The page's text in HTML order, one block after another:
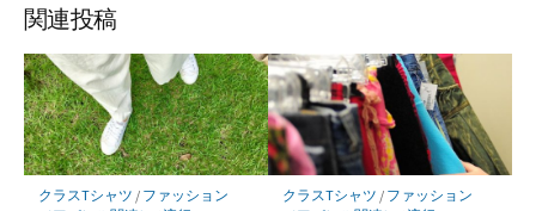
関連投稿
クラスTシャツ / ファッション
クラスTシャツ / ファッション